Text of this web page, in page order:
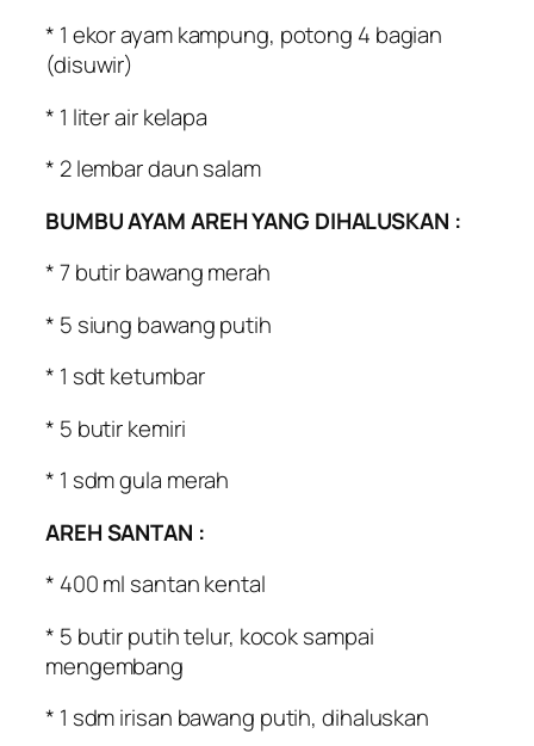
* 1 ekor ayam kampung, potong 4 bagian
(disuwir)
* 1 liter air kelapa
* 2 lembar daun salam
BUMBU AYAM AREH YANG DIHALUSKAN :
* 7 butir bawang merah
* 5 siung bawang putih
* 1 sdt ketumbar
* 5 butir kemiri
* 1 sdm gula merah
AREH SANTAN :
* 400 ml santan kental
* 5 butir putih telur, kocok sampai
mengembang
* 1 sdm irisan bawang putih, dihaluskan